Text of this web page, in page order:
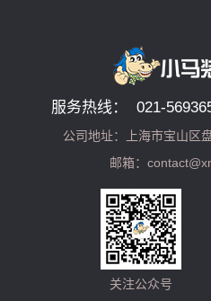
服务热线： 021-
公司地址：上海市宝山区
邮箱：
关注公众号